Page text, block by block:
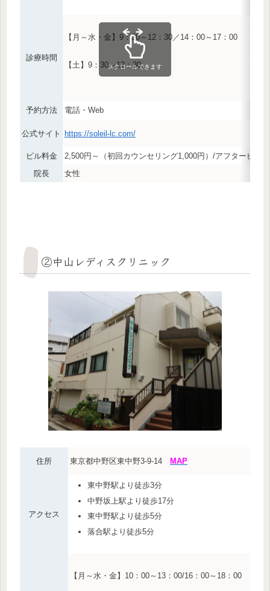
診療時間
【月～水・金】9：30～12：30／14：00～17：00
【土】9：30～12：30
予約方法 電話・Web
公式サイト https://soleil-lc.com/
ピル料金
2,500円～（初回カウンセリング1,000円）/アフターピル
院長
女性
スクロールできます
②中山レディスクリニック
住所 東京都中野区東中野3-9-14 MAP
アクセス
東中野駅より徒歩3分
中野坂上駅より徒歩17分
東中野駅より徒歩5分
落合駅より徒歩5分
【月～水・金】10：00～13：00/16：00～18：00